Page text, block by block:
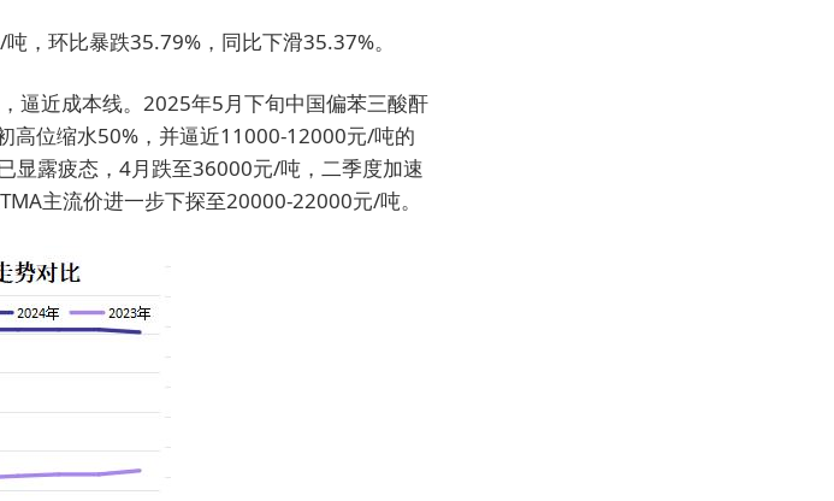
，环比暴跌35.79%，同比下滑35.37%。
逼近成本线。2025年5月下旬中国偏苯三酸酐
高位缩水50%，并逼近11000-12000元/吨的
显露疲态，4月跌至36000元/吨，二季度加速
主流价进一步下探至20000-22000元/吨。